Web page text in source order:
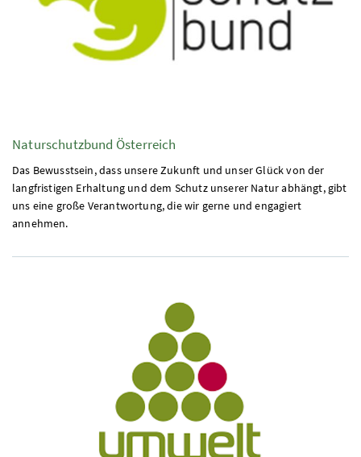
Naturschutzbund Österreich
Das Bewusstsein, dass unsere Zukunft und unser Glück von der
langfristigen Erhaltung und dem Schutz unserer Natur abhängt, gibt
uns eine große Verantwortung, die wir gerne und engagiert
annehmen.